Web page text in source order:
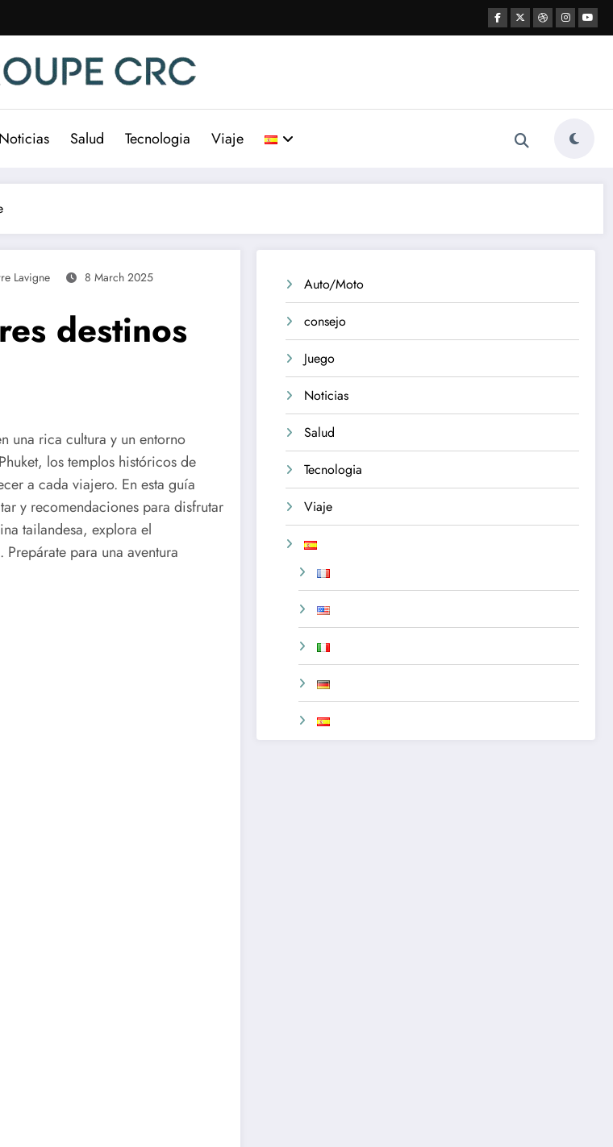
Noticias Salud Tecnologia Viaje
Lavigne 8 March 2025
destinos
una rica cultura y un entorno
los templos históricos de
a cada viajero. En esta guía
y recomendaciones para disfrutar
tailandesa, explora el
. Prepárate para una aventura
Auto/Moto
consejo
Juego
Noticias
Salud
Tecnologia
Viaje